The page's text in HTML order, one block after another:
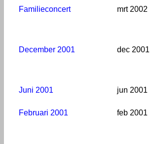
Familieconcert
mrt 2002
December 2001
dec 2001
Juni 2001
jun 2001
Februari 2001
feb 2001